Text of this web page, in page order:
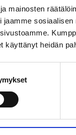
mainosten
käyttänyt heidän